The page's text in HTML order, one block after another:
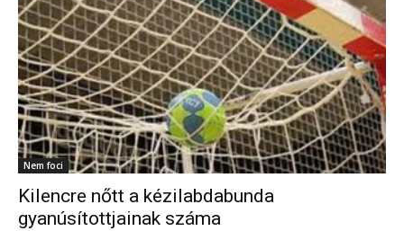
Nem foci
Kilencre nőtt a kézilabdabunda
gyanúsítottjainak száma